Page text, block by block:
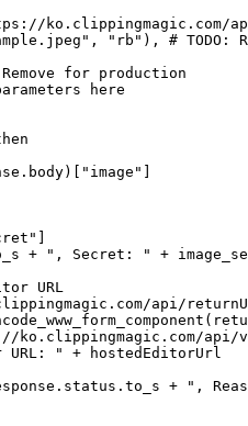
ko.clippingmagic.com/
"rb"), # TODO:
for production
here
+ ", Secret: " +
URL
api/
ko.clippingmagic.com/
URL: " + hostedEditorUrl
+ ",